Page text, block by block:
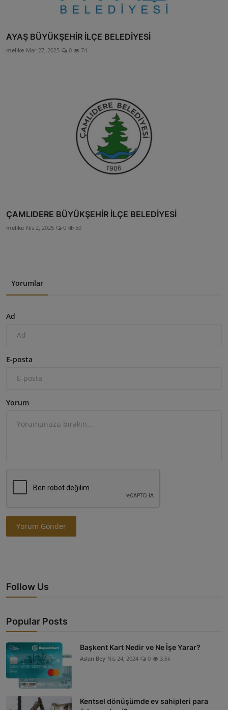
AYAŞ BÜYÜKŞEHİR İLÇE BELEDİYESİ
melike Mar 27, 2025 0 74
ÇAMLIDERE BÜYÜKŞEHİR İLÇE BELEDİYESİ
melike Nis 2, 2025 0 50
Yorumlar
Ad
E-posta
Yorum
Yorum Gönder
Follow Us
Popular Posts
Başkent Kart Nedir ve Ne İşe Yarar?
Aslan Bey Nis 24, 2024 0 3.6k
Kentsel dönüşümde ev sahipleri para